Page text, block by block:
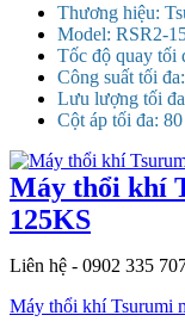
Thương hiệu:
Model: RSR2-
Tốc độ quay tối
Công suất tối
Lưu lượng tối
Cột áp tối đa: 80
Máy thổi khí
125KS
Liên hệ - 0902 335
Máy thổi khí Tsurumi